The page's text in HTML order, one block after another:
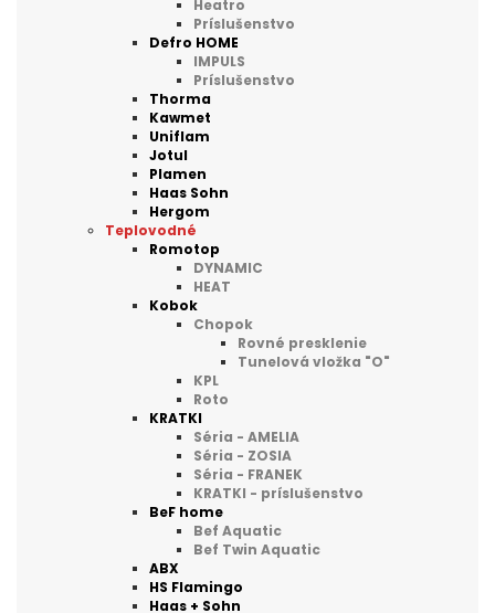
Heatro
Príslušenstvo
Defro HOME
IMPULS
Príslušenstvo
Thorma
Kawmet
Uniflam
Jotul
Plamen
Haas Sohn
Hergom
Teplovodné
Romotop
DYNAMIC
HEAT
Kobok
Chopok
Rovné presklenie
Tunelová vložka "O"
KPL
Roto
KRATKI
Séria - AMELIA
Séria - ZOSIA
Séria - FRANEK
KRATKI - príslušenstvo
BeF home
Bef Aquatic
Bef Twin Aquatic
ABX
HS Flamingo
Haas + Sohn